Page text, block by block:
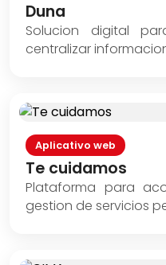
Duna
Solucion digital
centralizar
Aplicativo web
Te cuidamos
Plataforma para
gestion de servicios